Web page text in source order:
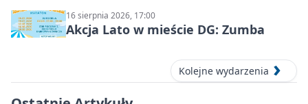
16 sierpnia 2026, 17:00
Akcja Lato w mieście DG: Zumba
Kolejne wydarzenia